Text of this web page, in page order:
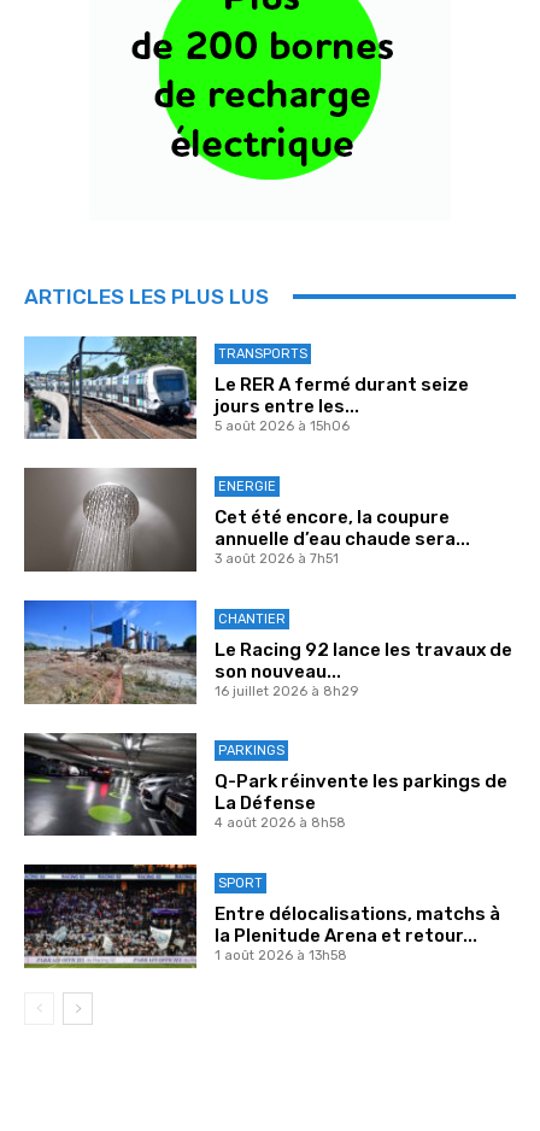
ARTICLES LES PLUS LUS
TRANSPORTS
Le RER A fermé durant seize
jours entre les...
5 août 2026 à 15h06
ENERGIE
Cet été encore, la coupure
annuelle d’eau chaude sera...
3 août 2026 à 7h51
CHANTIER
Le Racing 92 lance les travaux de
son nouveau...
16 juillet 2026 à 8h29
PARKINGS
Q-Park réinvente les parkings de
La Défense
4 août 2026 à 8h58
SPORT
Entre délocalisations, matchs à
la Plenitude Arena et retour...
1 août 2026 à 13h58